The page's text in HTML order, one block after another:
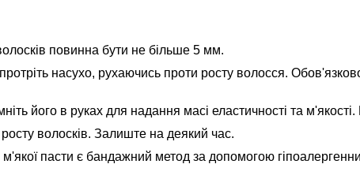
повинна бути не більше 5 мм.
насухо, рухаючись проти росту волосся.
його в руках для надання масі еластичності та
волосків. Залиште на деякий час.
пасти є бандажний метод за допомогою